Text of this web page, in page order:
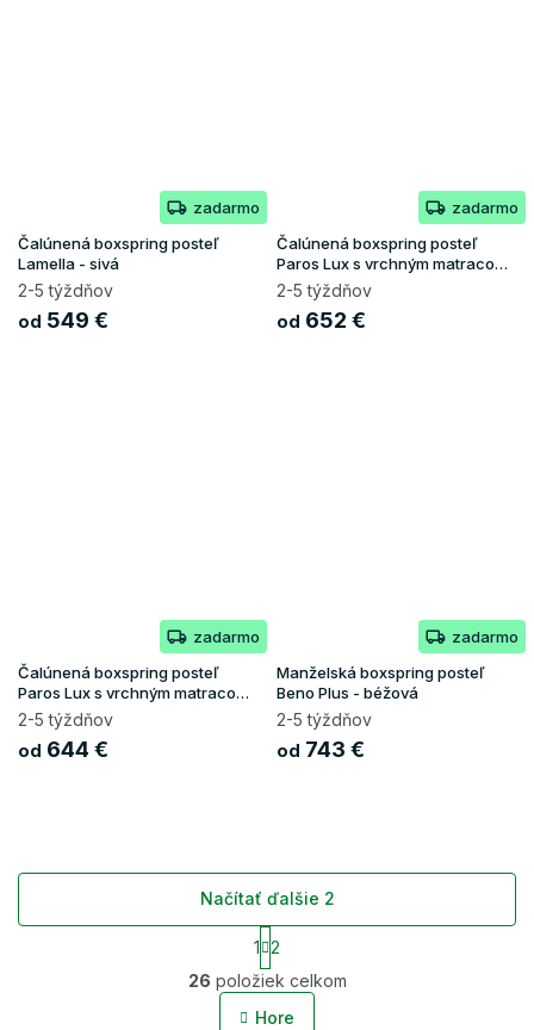
zadarmo
Čalúnená boxspring posteľ
Lamella - sivá
2-5 týždňov
od 549 €
zadarmo
Čalúnená boxspring posteľ
Paros Lux s vrchným matracom
- béžová Paros
2-5 týždňov
od 652 €
zadarmo
Čalúnená boxspring posteľ
Paros Lux s vrchným matracom
- čierna Kronos
2-5 týždňov
od 644 €
zadarmo
Manželská boxspring posteľ
Beno Plus - béžová
2-5 týždňov
od 743 €
O
v
l
Načítať ďalšie 2
S
t
r
á
n
1 2
26 položiek celkom
Hore